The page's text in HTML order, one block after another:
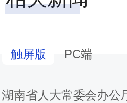
集中整治违
触屏版 PC端
湖南省人大常委会办公